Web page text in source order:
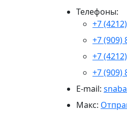
Телефоны:
+7
+7 (909)
+7
+7 (909)
E-mail:
Макс: